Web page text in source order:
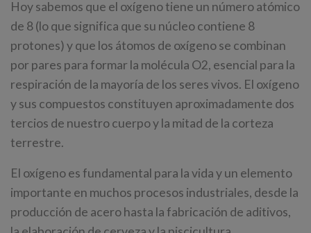
Hoy sabemos que el oxígeno tiene un número atómico
de 8 (lo que significa que su núcleo contiene 8
protones) y que los átomos de oxígeno se combinan
por pares para formar la molécula O2, esencial para la
respiración de la mayoría de los seres vivos. El oxígeno
y sus compuestos constituyen aproximadamente dos
tercios de nuestro cuerpo y la mitad de la corteza
terrestre.
El oxígeno es fundamental para la vida y un elemento
importante en muchos procesos industriales, desde la
producción de acero hasta la fabricación de aditivos,